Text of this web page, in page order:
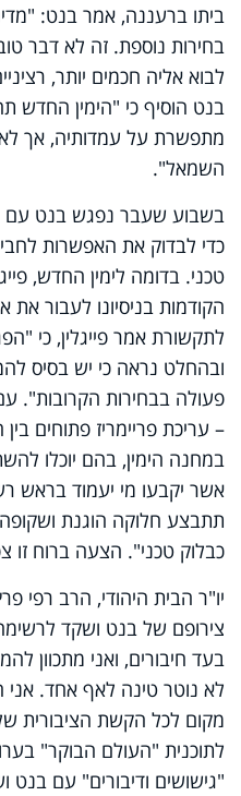
ביתו ברעננה, אמר בנט:
בחירות נוספת. זה לא דבר
לבוא אליה חכמים יותר,
בנט הוסיף כי "הימין החדש
מתפשרת על עמדותיה, אך
השמאל".
בשבוע שעבר נפגש בנט עם
כדי לבדוק את האפשרות
טכני. בדומה לימין החדש,
הקודמות בניסיונו לעבור
לתקשורת אמר פייגלין, כי
ובהחלט נראה כי יש בסיס
פעולה בבחירות הקרובות".
– עריכת פריימריז פתוחים
במחנה הימין, בהם יוכלו
אשר יקבעו מי יעמוד בראש
תתבצע חלוקה הוגנת ושקופה
כבלוק טכני". הצעה ברוח זו
יו"ר הבית היהודי, הרב רפי
צירופם של בנט ושקד
בעד חיבורים, ואני מתכוון
לא נוטר טינה לאף אחד.
מקום לכל הקשת הציבורית
"גישושים ודיבורים" עם בנט